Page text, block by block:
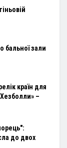
бальної зали
країн для
–
до двох